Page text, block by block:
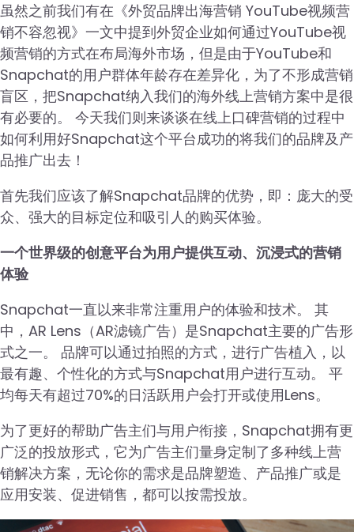
虽然之前我们有在《外贸品牌出海营销 YouTube视频营
销不容忽视》一文中提到外贸企业如何通过YouTube视
频营销的方式在布局海外市场，但是由于YouTube和
Snapchat的用户群体年龄存在差异化，为了不形成营销
盲区，把Snapchat纳入我们的海外线上营销方案中是很
有必要的。 今天我们则来谈谈在线上口碑营销的过程中
如何利用好Snapchat这个平台成功的将我们的品牌及产
品推广出去！
首先我们应该了解Snapchat品牌的优势，即：庞大的受
众、强大的目标定位和吸引人的购买体验。
一个世界级的创意平台为用户提供互动、沉浸式的营销
体验
Snapchat一直以来非常注重用户的体验和技术。 其
中，AR Lens（AR滤镜广告）是Snapchat主要的广告形
式之一。 品牌可以通过拍照的方式，进行广告植入，以
最有趣、个性化的方式与Snapchat用户进行互动。 平
均每天有超过70%的日活跃用户会打开或使用Lens。
为了更好的帮助广告主们与用户衔接，Snapchat拥有更
广泛的投放形式，它为广告主们量身定制了多种线上营
销解决方案，无论你的需求是品牌塑造、产品推广或是
应用安装、促进销售，都可以按需投放。